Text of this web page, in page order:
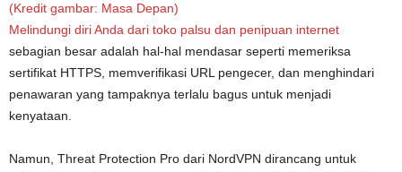
(Kredit gambar: Masa Depan)
Melindungi diri Anda dari toko palsu dan penipuan internet
sebagian besar adalah hal-hal mendasar seperti memeriksa
sertifikat HTTPS, memverifikasi URL pengecer, dan menghindari
penawaran yang tampaknya terlalu bagus untuk menjadi
kenyataan.
Namun, Threat Protection Pro dari NordVPN dirancang untuk